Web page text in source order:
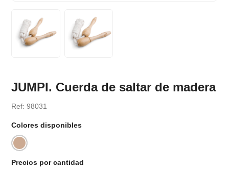
JUMPI. Cuerda de saltar de madera
Ref: 98031
Colores disponibles
Precios por cantidad